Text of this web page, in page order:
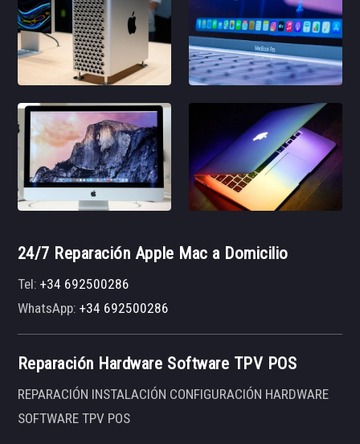
24/7 Reparación Apple Mac a Domicilio
Tel:+34 692500286
WhatsApp:+34 692500286
Reparación Hardware Software TPV POS
REPARACIÓN INSTALACIÓN CONFIGURACIÓN HARDWARE
SOFTWARE TPV POS